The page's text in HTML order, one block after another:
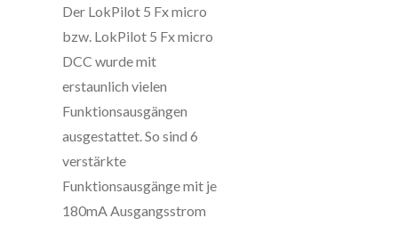
Der LokPilot 5 Fx micro
bzw. LokPilot 5 Fx micro
DCC wurde mit
erstaunlich vielen
Funktionsausgängen
ausgestattet. So sind 6
verstärkte
Funktionsausgänge mit je
180mA Ausgangsstrom